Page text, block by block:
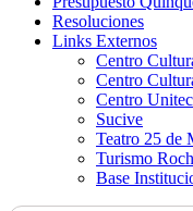
Resoluciones
Links Externos
Centro
Centro
Centro Unitec
Sucive
Teatro 25 de
Turismo
Base